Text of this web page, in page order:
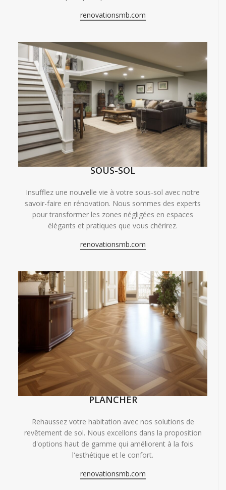
renovationsmb.com
SOUS-SOL
Insufflez une nouvelle vie à votre sous-sol avec notre
savoir-faire en rénovation. Nous sommes des experts
pour transformer les zones négligées en espaces
élégants et pratiques que vous chérirez.
renovationsmb.com
PLANCHER
Rehaussez votre habitation avec nos solutions de
revêtement de sol. Nous excellons dans la proposition
d'options haut de gamme qui améliorent à la fois
l'esthétique et le confort.
renovationsmb.com